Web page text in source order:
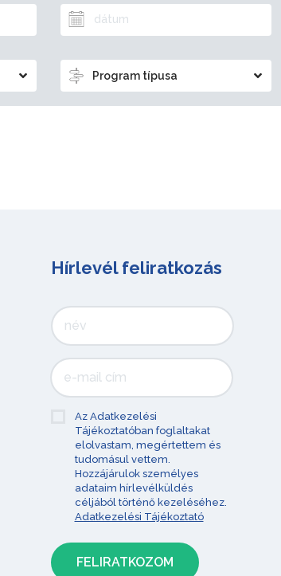
Program típusa
Hírlevél feliratkozás
Az Adatkezelési
Tájékoztatóban foglaltakat
elolvastam, megértettem és
tudomásul vettem.
Hozzájárulok személyes
adataim hírlevélküldés
céljából történő kezeléséhez.
Adatkezelési Tájékoztató